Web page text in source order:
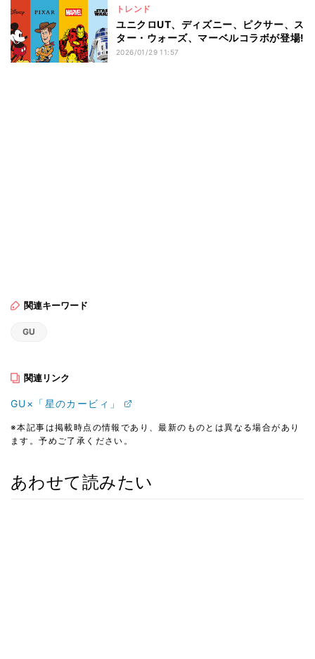
トレンド
ユニクロUT、ディズニー、ピクサー、ス
ター・ウォーズ、マーベルコラボが登場!
2026/01/29 11:57
関連キーワード
GU
関連リンク
GU×「星のカービィ」
※本記事は掲載時点の情報であり、最新のものとは異なる場合があり
ます。予めご了承ください。
あわせて読みたい